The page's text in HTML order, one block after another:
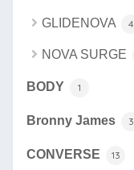
GLIDENOVA 4
NOVA SURGE
BODY 1
Bronny James 3
CONVERSE 13